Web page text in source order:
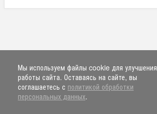
Мы используем файлы cookie для улучшения
работы сайта. Оставаясь на сайте, вы
соглашаетесь с политикой обработки
персональных данных.